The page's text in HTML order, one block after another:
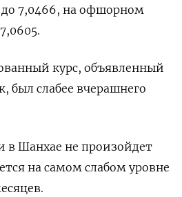
до​ 7,0466​, на офшорном
курс, объявленный
был слабее вчерашнего
в Шанхае не произойдет
на самом слабом уровне